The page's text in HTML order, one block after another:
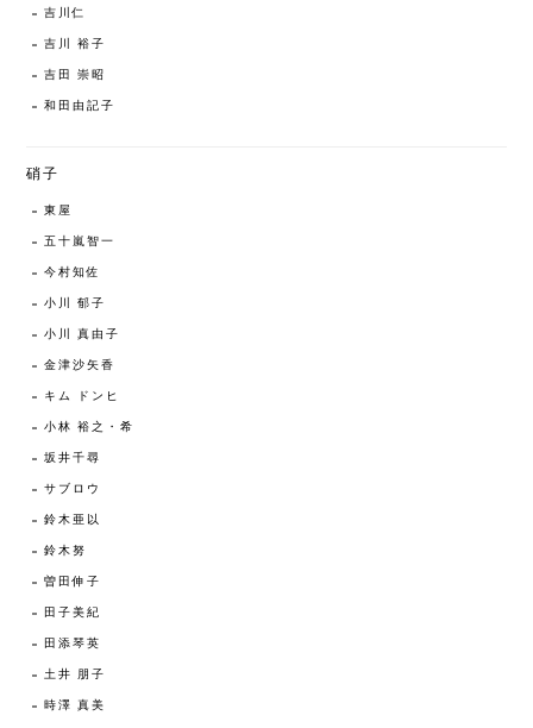
吉川仁
吉川 裕子
吉田 崇昭
和田由記子
硝子
東屋
五十嵐智一
今村知佐
小川 郁子
小川 真由子
金津沙矢香
キム ドンヒ
小林 裕之・希
坂井千尋
サブロウ
鈴木亜以
鈴木努
曽田伸子
田子美紀
田添琴英
土井 朋子
時澤 真美